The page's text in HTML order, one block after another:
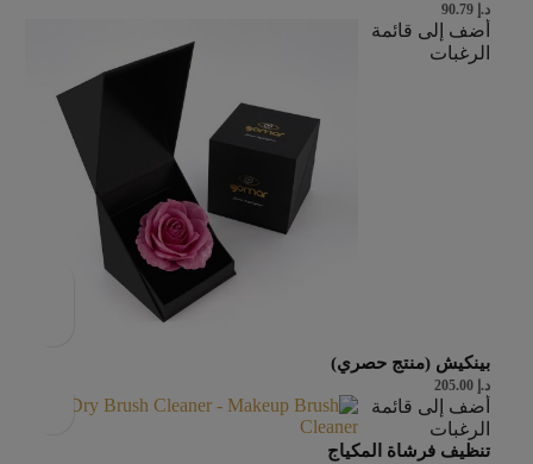
د.إ
أضف إلى قائمة
الرغبات
بينكيش (منتج حصري)
د.إ
أضف إلى قائمة
الرغبات
تنظيف فرشاة المكياج